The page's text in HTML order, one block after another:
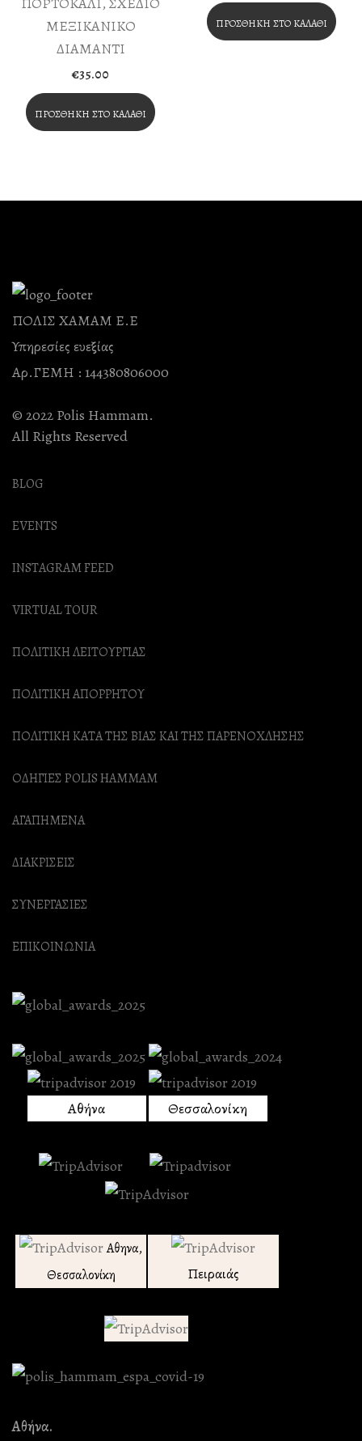
ΜΕΞΙΚΑΝΙΚΟ
ΔΙΑΜΑΝΤΙ
€35.00
ΠΡΟΣΘΉΚΗ ΣΤΟ ΚΑΛΆΘΙ
ΠΡΟΣΘΉΚΗ ΣΤΟ ΚΑΛΆΘΙ
ΠΟΛΙΣ ΧΑΜΑΜ Ε.Ε
Υπηρεσίες ευεξίας
Αρ.ΓΕΜΗ : 144380806000
© 2022 Polis Hammam.
All Rights Reserved
BLOG
EVENTS
INSTAGRAM FEED
VIRTUAL TOUR
ΠΟΛΙΤΙΚΗ ΛΕΙΤΟΥΡΓΙΑΣ
ΠΟΛΙΤΙΚΗ ΑΠΟΡΡΗΤΟΥ
ΠΟΛΙΤΙΚΗ ΚΑΤΑ ΤΗΣ ΒΙΑΣ ΚΑΙ ΤΗΣ ΠΑΡΕΝΟΧΛΗΣΗΣ
ΟΔΗΓΙΕΣ POLIS HAMMAM
ΑΓΑΠΗΜΕΝΑ
ΔΙΑΚΡΙΣΕΙΣ
ΣΥΝΕΡΓΑΣΙΕΣ
ΕΠΙΚΟΙΝΩΝΙΑ
Αθήνα Θεσσαλονίκη
Αθηνα,
Θεσσαλονίκη
Πειραιάς
Αθήνα.